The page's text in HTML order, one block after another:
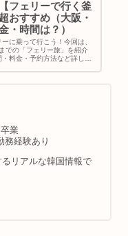
フェリーで行く釜
おすすめ（大阪・
・時間は？）
に乗って行こう！今回は、
での「フェリー旅」を紹介
・料金・予約方法など詳しく
！最高な思い出づくりをし
業
経験あり
リアルな韓国情報で